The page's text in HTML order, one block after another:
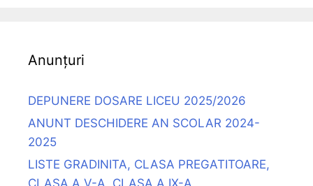
Anunțuri
DEPUNERE DOSARE LICEU 2025/2026
ANUNT DESCHIDERE AN SCOLAR 2024-
2025
LISTE GRADINITA, CLASA PREGATITOARE,
CLASA A V-A, CLASA A IX-A